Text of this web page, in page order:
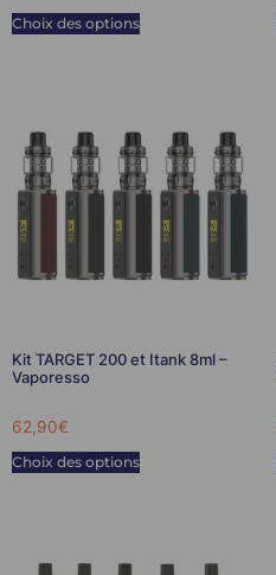
Choix des options
Kit TARGET 200 et Itank 8ml –
Vaporesso
62,90€
Choix des options